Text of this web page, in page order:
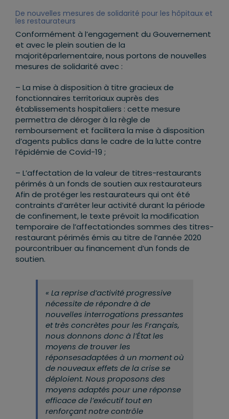
De nouvelles mesures de solidarité pour les hôpitaux et
les restaurateurs
Conformément à l’engagement du Gouvernement
et avec le plein soutien de la
majoritéparlementaire, nous portons de nouvelles
mesures de solidarité avec :
– La mise à disposition à titre gracieux de
fonctionnaires territoriaux auprès des
établissements hospitaliers : cette mesure
permettra de déroger à la règle de
remboursement et facilitera la mise à disposition
d’agents publics dans le cadre de la lutte contre
l’épidémie de Covid-19 ;
– L’affectation de la valeur de titres-restaurants
périmés à un fonds de soutien aux restaurateurs
Afin de protéger les restaurateurs qui ont été
contraints d’arrêter leur activité durant la période
de confinement, le texte prévoit la modification
temporaire de l’affectationdes sommes des titres-
restaurant périmés émis au titre de l’année 2020
pourcontribuer au financement d’un fonds de
soutien.
« La reprise d’activité progressive
nécessite de répondre à de
nouvelles interrogations pressantes
et très concrètes pour les Français,
nous donnons donc à l’État les
moyens de trouver les
réponsesadaptées à un moment où
de nouveaux effets de la crise se
déploient. Nous proposons des
moyens adaptés pour une réponse
efficace de l’exécutif tout en
renforçant notre contrôle